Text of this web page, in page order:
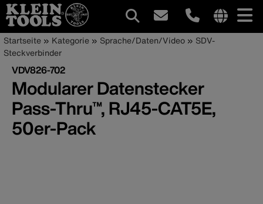
Direkt
zum
Inhalt
Hauptnavigation
Pfadnavigation
Startseite Kategorie Sprache/Daten/Video
SDV-
Steckverbinder
VDV826-702
Modularer Datenstecker
Pass-Thru™, RJ45-CAT5E,
50er-Pack